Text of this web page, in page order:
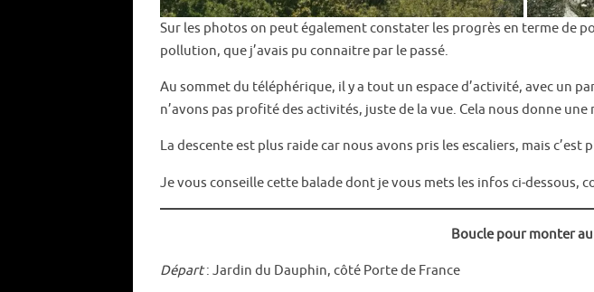
Sur les photos on peut également constater les progrès en terme de
pollution, que j’avais pu connaitre par le passé.
Au sommet du téléphérique, il y a tout un espace d’activité, avec un
n’avons pas profité des activités, juste de la vue. Cela nous donne
La descente est plus raide car nous avons pris les escaliers, mais c’est
Je vous conseille cette balade dont je vous mets les infos ci-dessous,
Boucle pour monter
Départ: Jardin du Dauphin, côté Porte de France